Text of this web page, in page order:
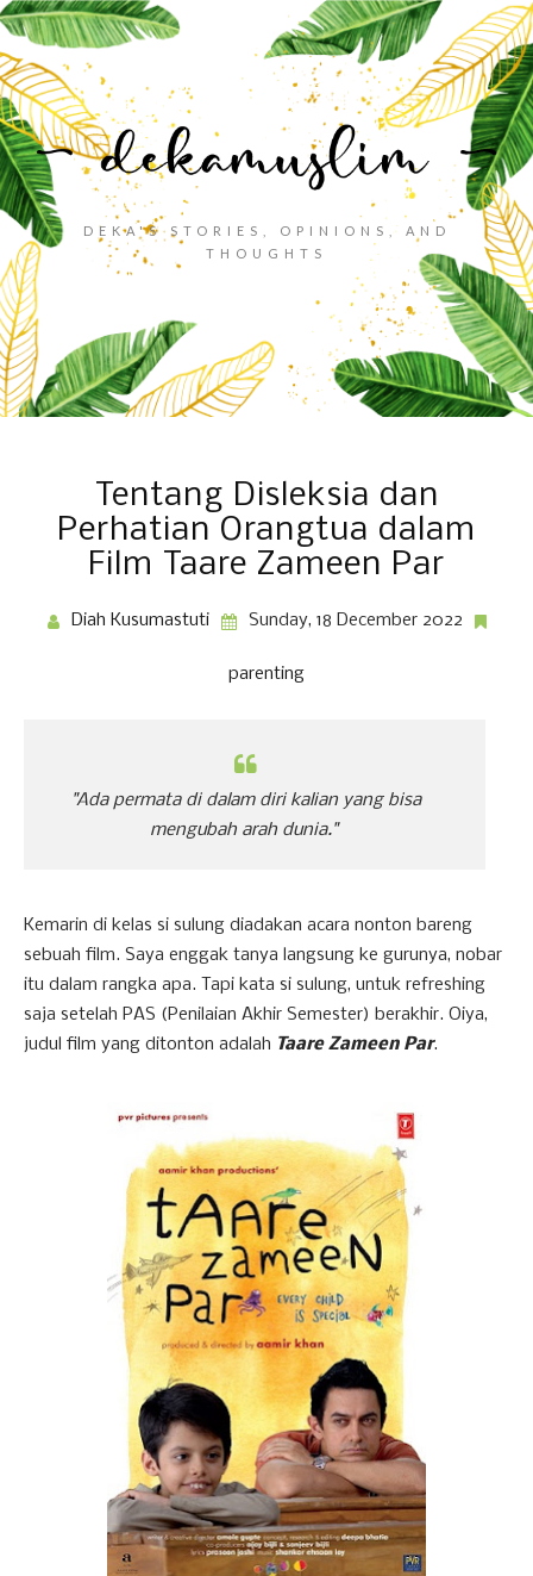
DEKA'S STORIES, OPINIONS, AND
THOUGHTS
Tentang Disleksia dan
Perhatian Orangtua dalam
Film Taare Zameen Par
Diah Kusumastuti Sunday, 18 December 2022
parenting
"Ada permata di dalam diri kalian yang bisa
mengubah arah dunia."
Kemarin di kelas si sulung diadakan acara nonton bareng
sebuah film. Saya enggak tanya langsung ke gurunya, nobar
itu dalam rangka apa. Tapi kata si sulung, untuk refreshing
saja setelah PAS (Penilaian Akhir Semester) berakhir. Oiya,
judul film yang ditonton adalah Taare Zameen Par.